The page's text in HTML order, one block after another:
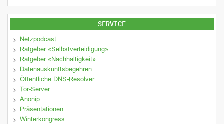
SERVICE
Netzpodcast
Ratgeber «Selbstverteidigung»
Ratgeber «Nachhaltigkeit»
Datenauskunftsbegehren
Öffentliche DNS-Resolver
Tor-Server
Anonip
Präsentationen
Winterkongress